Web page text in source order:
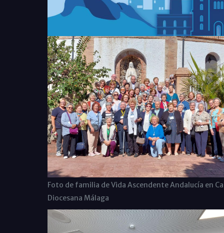
Foto de familia de Vida Ascendente Andalucía en
Diocesana Málaga